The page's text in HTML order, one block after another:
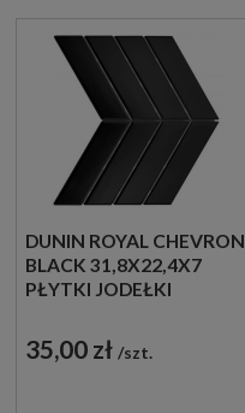
DUNIN ROYAL CHEVRON
BLACK 31,8X22,4X7
PŁYTKI JODEŁKI
35,00 zł szt.